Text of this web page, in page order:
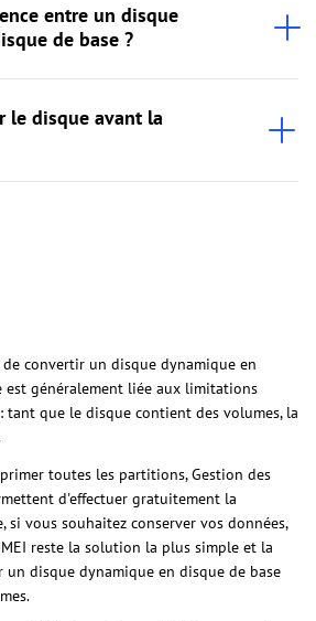
entre un disque
de base ?
le disque avant la
convertir un disque dynamique en
est généralement liée aux limitations
tant que le disque contient des volumes, la
toutes les partitions, Gestion des
d'effectuer gratuitement la
si vous souhaitez conserver vos données,
reste la solution la plus simple et la
disque dynamique en disque de base